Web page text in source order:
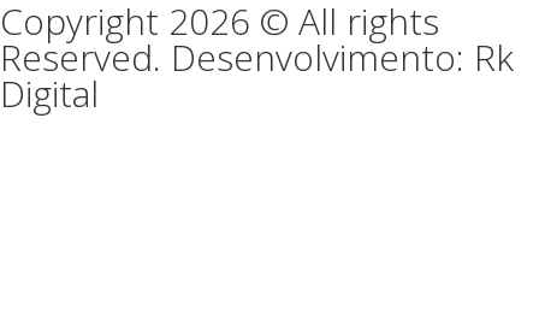
Copyright 2026 © All rights
Reserved. Desenvolvimento: Rk
Digital